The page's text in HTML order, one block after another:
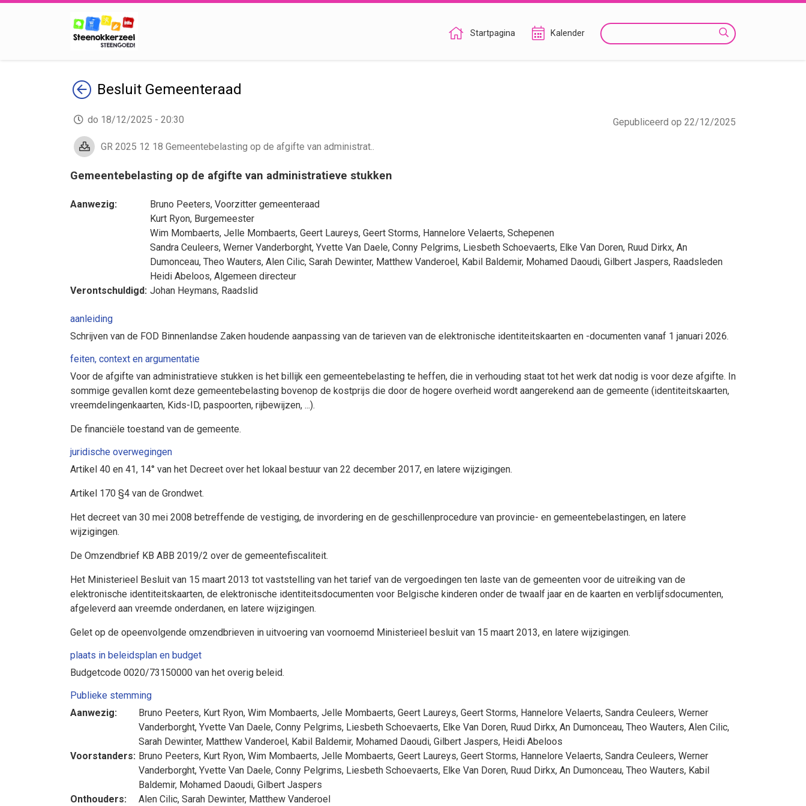
Startpagina Kalender Zoeken
TerugBesluit Gemeenteraad
Gepubliceerd op 22/12/2025
do 18/12/2025 - 20:30
GR 2025 12 18 Gemeentebelasting op de afgifte van administrat..
Gemeentebelasting op de afgifte van administratieve stukken
Aanwezig: Bruno Peeters, Voorzitter gemeenteraad
Kurt Ryon, Burgemeester
Wim Mombaerts, Jelle Mombaerts, Geert Laureys, Geert Storms, Hannelore Velaerts, Schepenen
Sandra Ceuleers, Werner Vanderborght, Yvette Van Daele, Conny Pelgrims, Liesbeth Schoevaerts, Elke Van Doren, Ruud Dirkx, An
Dumonceau, Theo Wauters, Alen Cilic, Sarah Dewinter, Matthew Vanderoel, Kabil Baldemir, Mohamed Daoudi, Gilbert Jaspers, Raadsleden
Heidi Abeloos, Algemeen directeur
Verontschuldigd: Johan Heymans, Raadslid
aanleiding
Schrijven van de FOD Binnenlandse Zaken houdende aanpassing van de tarieven van de elektronische identiteitskaarten en -documenten vanaf 1 januari 2026.
feiten, context en argumentatie
Voor de afgifte van administratieve stukken is het billijk een gemeentebelasting te heffen, die in verhouding staat tot het werk dat nodig is voor deze afgifte. In
sommige gevallen komt deze gemeentebelasting bovenop de kostprijs die door de hogere overheid wordt aangerekend aan de gemeente (identiteitskaarten,
vreemdelingenkaarten, Kids-ID, paspoorten, rijbewijzen, ...).
De financiële toestand van de gemeente.
juridische overwegingen
Artikel 40 en 41, 14° van het Decreet over het lokaal bestuur van 22 december 2017, en latere wijzigingen.
Artikel 170 §4 van de Grondwet.
Het decreet van 30 mei 2008 betreffende de vestiging, de invordering en de geschillenprocedure van provincie- en gemeentebelastingen, en latere
wijzigingen.
De Omzendbrief KB ABB 2019/2 over de gemeentefiscaliteit.
Het Ministerieel Besluit van 15 maart 2013 tot vaststelling van het tarief van de vergoedingen ten laste van de gemeenten voor de uitreiking van de
elektronische identiteitskaarten, de elektronische identiteitsdocumenten voor Belgische kinderen onder de twaalf jaar en de kaarten en verblijfsdocumenten,
afgeleverd aan vreemde onderdanen, en latere wijzigingen.
Gelet op de opeenvolgende omzendbrieven in uitvoering van voornoemd Ministerieel besluit van 15 maart 2013, en latere wijzigingen.
plaats in beleidsplan en budget
Budgetcode 0020/73150000 van het overig beleid.
Publieke stemming
Aanwezig:
Bruno Peeters, Kurt Ryon, Wim Mombaerts, Jelle Mombaerts, Geert Laureys, Geert Storms, Hannelore Velaerts, Sandra Ceuleers, Werner
Vanderborght, Yvette Van Daele, Conny Pelgrims, Liesbeth Schoevaerts, Elke Van Doren, Ruud Dirkx, An Dumonceau, Theo Wauters, Alen Cilic,
Sarah Dewinter, Matthew Vanderoel, Kabil Baldemir, Mohamed Daoudi, Gilbert Jaspers, Heidi Abeloos
Voorstanders: Bruno Peeters, Kurt Ryon, Wim Mombaerts, Jelle Mombaerts, Geert Laureys, Geert Storms, Hannelore Velaerts, Sandra Ceuleers, Werner
Vanderborght, Yvette Van Daele, Conny Pelgrims, Liesbeth Schoevaerts, Elke Van Doren, Ruud Dirkx, An Dumonceau, Theo Wauters, Kabil
Baldemir, Mohamed Daoudi, Gilbert Jaspers
Onthouders:
Alen Cilic, Sarah Dewinter, Matthew Vanderoel